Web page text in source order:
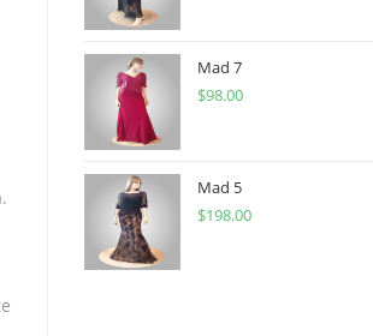
Mad 7
$98.00
Mad 5
$198.00